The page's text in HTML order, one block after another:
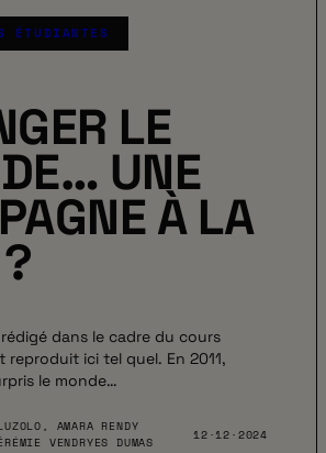
ÉTUDIANTES
LE
UNE
À LA
dans le cadre du cours
reproduit ici tel quel. En 2011,
le monde…
AMARA RENDY
VENDRYES DUMAS
12·12·2024